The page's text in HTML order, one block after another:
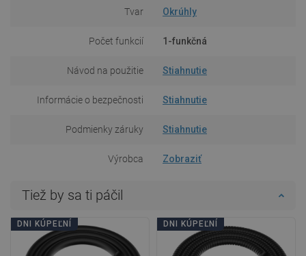
Tvar Okrúhly
Počet funkcií 1-funkčná
Návod na použitie Stiahnutie
Informácie o bezpečnosti Stiahnutie
Podmienky záruky Stiahnutie
Výrobca Zobraziť
Tiež by sa ti páčil
DNI KÚPEĽNÍ DNI KÚPEĽNÍ